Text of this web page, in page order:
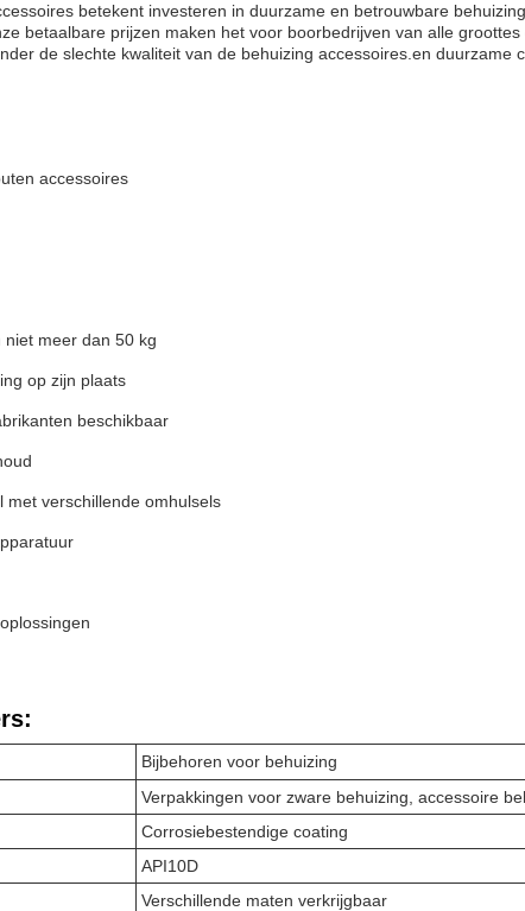
betekent investeren in duurzame en betrouwbare
betaalbare prijzen maken het voor boorbedrijven van alle
de slechte kwaliteit van de behuizing accessoires.en
accessoires
niet meer dan 50 kg
op zijn plaats
beschikbaar
met verschillende omhulsels
Bijbehoren voor behuizing
Verpakkingen voor zware behuizing, accessoire
Corrosiebestendige coating
API10D
Verschillende maten verkrijgbaar